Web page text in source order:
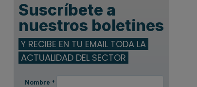
Suscríbete a
nuestros boletines
Y RECIBE EN TU EMAIL TODA LA
ACTUALIDAD DEL SECTOR
Nombre *